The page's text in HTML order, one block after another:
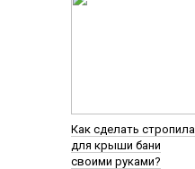
Как сделать стропила
для крыши бани
своими руками?